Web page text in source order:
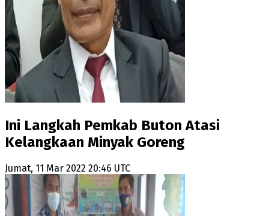
Ini Langkah Pemkab Buton Atasi
Kelangkaan Minyak Goreng
Jumat, 11 Mar 2022 20:46 UTC